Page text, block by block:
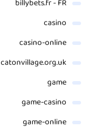
billybets.fr - FR
casino
casino-online
catonvillage.org.uk
game
game-casino
game-online